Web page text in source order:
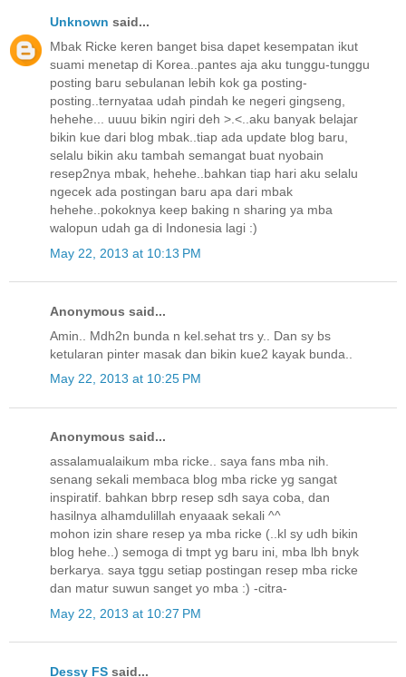
Unknown said...
Mbak Ricke keren banget bisa dapet kesempatan ikut
suami menetap di Korea..pantes aja aku tunggu-tunggu
posting baru sebulanan lebih kok ga posting-
posting..ternyataa udah pindah ke negeri gingseng,
hehehe... uuuu bikin ngiri deh >.<..aku banyak belajar
bikin kue dari blog mbak..tiap ada update blog baru,
selalu bikin aku tambah semangat buat nyobain
resep2nya mbak, hehehe..bahkan tiap hari aku selalu
ngecek ada postingan baru apa dari mbak
hehehe..pokoknya keep baking n sharing ya mba
walopun udah ga di Indonesia lagi :)
May 22, 2013 at 10:13 PM
Anonymous said...
Amin.. Mdh2n bunda n kel.sehat trs y.. Dan sy bs
ketularan pinter masak dan bikin kue2 kayak bunda..
May 22, 2013 at 10:25 PM
Anonymous said...
assalamualaikum mba ricke.. saya fans mba nih.
senang sekali membaca blog mba ricke yg sangat
inspiratif. bahkan bbrp resep sdh saya coba, dan
hasilnya alhamdulillah enyaaak sekali ^^
mohon izin share resep ya mba ricke (..kl sy udh bikin
blog hehe..) semoga di tmpt yg baru ini, mba lbh bnyk
berkarya. saya tggu setiap postingan resep mba ricke
dan matur suwun sanget yo mba :) -citra-
May 22, 2013 at 10:27 PM
Dessy FS said...